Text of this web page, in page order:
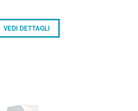
VEDI DETTAGLI